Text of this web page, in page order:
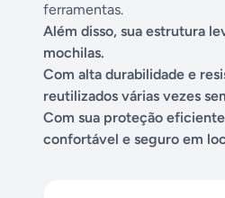
ferramentas.
Além disso, sua estrutura
mochilas.
Com alta durabilidade e
reutilizados várias vezes
Com sua proteção
confortável e seguro em